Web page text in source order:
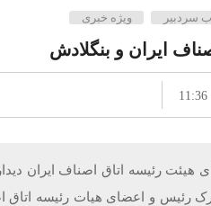
سردبیر ویژه خبری
ایران و بنگلادش
هیئت رئیسه اتاق اصناف ایران
رئیس و اعضای هیات رئیسه اتاق